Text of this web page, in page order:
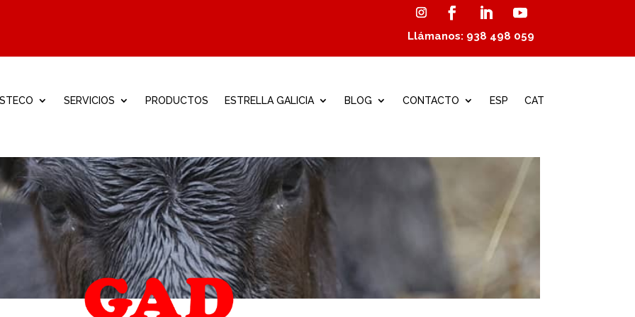
Llámanos: 938 498 059
SERVICIOS PRODUCTOS ESTRELLA GALICIA BLOG CONTACTO ESP CAT